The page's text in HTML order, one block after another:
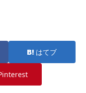
はてブ